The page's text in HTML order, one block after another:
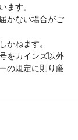
ます。
かない場合がご
かねます。
をカインズ以外
の規定に則り厳